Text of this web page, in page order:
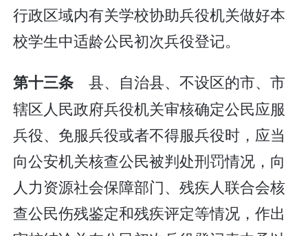
行政区域内有关学校协助兵役机关做好本
校学生中适龄公民初次兵役登记。
第十三条县、自治县、不设区的市、市
辖区人民政府兵役机关审核确定公民应服
兵役、免服兵役或者不得服兵役时，应当
向公安机关核查公民被判处刑罚情况，向
人力资源社会保障部门、残疾人联合会核
查公民伤残鉴定和残疾评定等情况，作出